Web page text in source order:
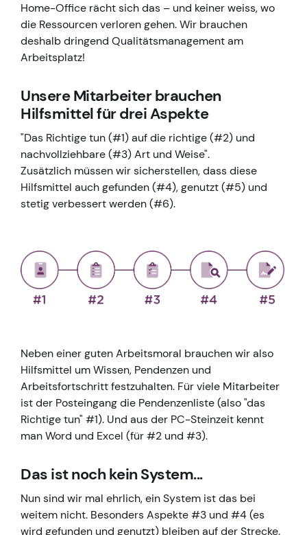
Home-Office rächt sich das – und keiner weiss, wo
die Ressourcen verloren gehen. Wir brauchen
deshalb dringend Qualitätsmanagement am
Arbeitsplatz!
Unsere Mitarbeiter brauchen
Hilfsmittel für drei Aspekte
"Das Richtige tun (#1) auf die richtige (#2) und
nachvollziehbare (#3) Art und Weise".
Zusätzlich müssen wir sicherstellen, dass diese
Hilfsmittel auch gefunden (#4), genutzt (#5) und
stetig verbessert werden (#6).
Neben einer guten Arbeitsmoral brauchen wir also
Hilfsmittel um Wissen, Pendenzen und
Arbeitsfortschritt festzuhalten. Für viele Mitarbeiter
ist der Posteingang die Pendenzenliste (also "das
Richtige tun" #1). Und aus der PC-Steinzeit kennt
man Word und Excel (für #2 und #3).
Das ist noch kein System...
Nun sind wir mal ehrlich, ein System ist das bei
weitem nicht. Besonders Aspekte #3 und #4 (es
wird gefunden und genutzt) bleiben auf der Strecke.